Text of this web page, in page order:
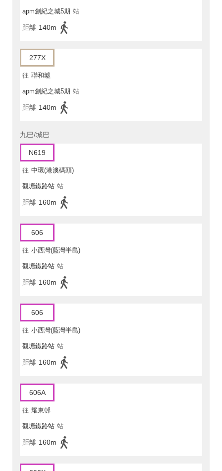
apm創紀之城5期 站
距離 140m
277X
往 聯和墟
apm創紀之城5期 站
距離 140m
九巴/城巴
N619
往 中環(港澳碼頭)
觀塘鐵路站 站
距離 160m
606
往 小西灣(藍灣半島)
觀塘鐵路站 站
距離 160m
606
往 小西灣(藍灣半島)
觀塘鐵路站 站
距離 160m
606A
往 耀東邨
觀塘鐵路站 站
距離 160m